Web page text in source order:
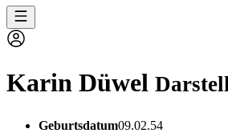
Karin Düwel
Geburtsdatum09.02.54